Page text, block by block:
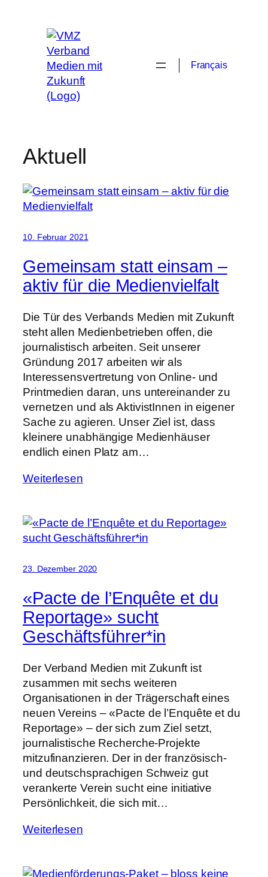
springen
Français
Aktuell
10. Februar 2021
Gemeinsam statt einsam –
aktiv für die Medienvielfalt
Die Tür des Verbands Medien mit Zukunft
steht allen Medienbetrieben offen, die
journalistisch arbeiten. Seit unserer
Gründung 2017 arbeiten wir als
Interessensvertretung von Online- und
Printmedien daran, uns untereinander zu
vernetzen und als AktivistInnen in eigener
Sache zu agieren. Unser Ziel ist, dass
kleinere unabhängige Medienhäuser
endlich einen Platz am…
Weiterlesen
23. Dezember 2020
«Pacte de l’Enquête et du
Reportage» sucht
Geschäftsführer*in
Der Verband Medien mit Zukunft ist
zusammen mit sechs weiteren
Organisationen in der Trägerschaft eines
neuen Vereins – «Pacte de l’Enquête et du
Reportage» – der sich zum Ziel setzt,
journalistische Recherche-Projekte
mitzufinanzieren. Der in der französisch-
und deutschsprachigen Schweiz gut
verankerte Verein sucht eine initiative
Persönlichkeit, die sich mit…
Weiterlesen